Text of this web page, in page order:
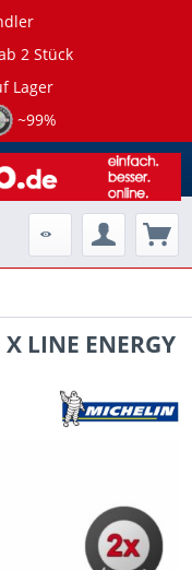
2 Stück
Lager
~99%
LINE ENERGY